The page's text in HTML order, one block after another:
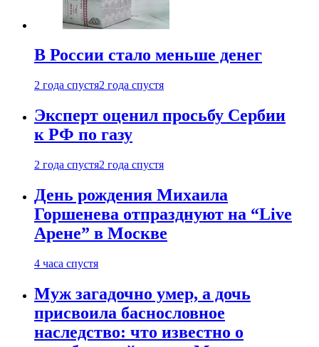
В России стало меньше денег
2 года спустя2 года спустя
Эксперт оценил просьбу Сербии
к РФ по газу
2 года спустя2 года спустя
День рождения Михаила
Горшенева отпразднуют на “Live
Арене” в Москве
4 часа спустя
Муж загадочно умер, а дочь
присвоила баснословное
наследство: что известно о